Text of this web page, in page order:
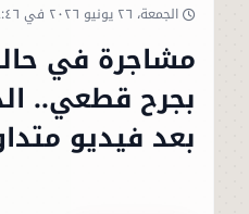
الجمعة، ٢٦ يونيو ٢٠٢٦ في ٠٨:٤٦ م
مشاجرة في
بجرح قطعي..
بعد فيديو